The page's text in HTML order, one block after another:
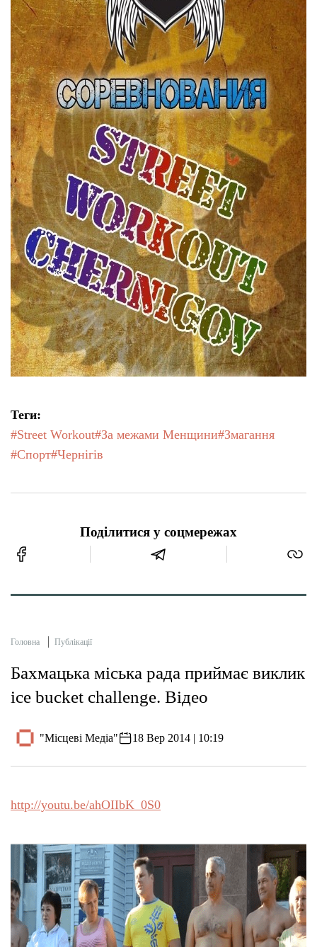
Теги:
#Street Workout#За межами Менщини#Змагання
#Спорт#Чернігів
Поділитися у соцмережах
Головна Публікації
Бахмацька міська рада приймає виклик
ice bucket challenge. Відео
"Місцеві Медіа" 18 Вер 2014 | 10:19
http://youtu.be/ahOIIbK_0S0